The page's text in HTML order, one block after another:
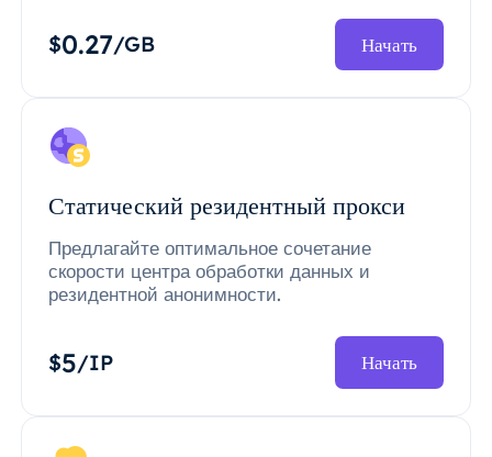
$0.27/GB Начать
Статический резидентный прокси
Предлагайте оптимальное сочетание
скорости центра обработки данных и
резидентной анонимности.
$5/IP Начать